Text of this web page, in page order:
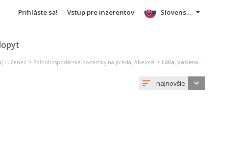
Prihláste sa! Vstup pre inzerentov Slovensky
Lučenec > Poľnohospodárske pozemky na predaj Ábelová > Lúka, pasienok na predaj Ábelová
najnovšie